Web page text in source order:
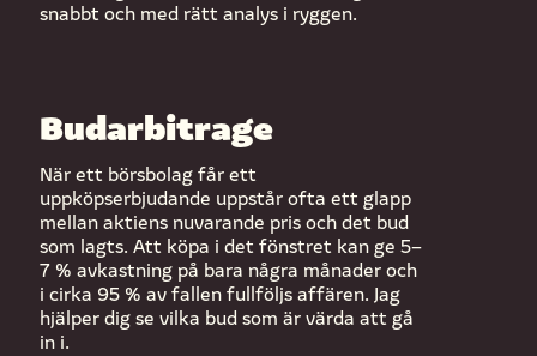
snabbt och med rätt analys i ryggen.
Budarbitrage
När ett börsbolag får ett
uppköpserbjudande uppstår ofta ett glapp
mellan aktiens nuvarande pris och det bud
som lagts. Att köpa i det fönstret kan ge 5–
7 % avkastning på bara några månader och
i cirka 95 % av fallen fullföljs affären. Jag
hjälper dig se vilka bud som är värda att gå
in i.